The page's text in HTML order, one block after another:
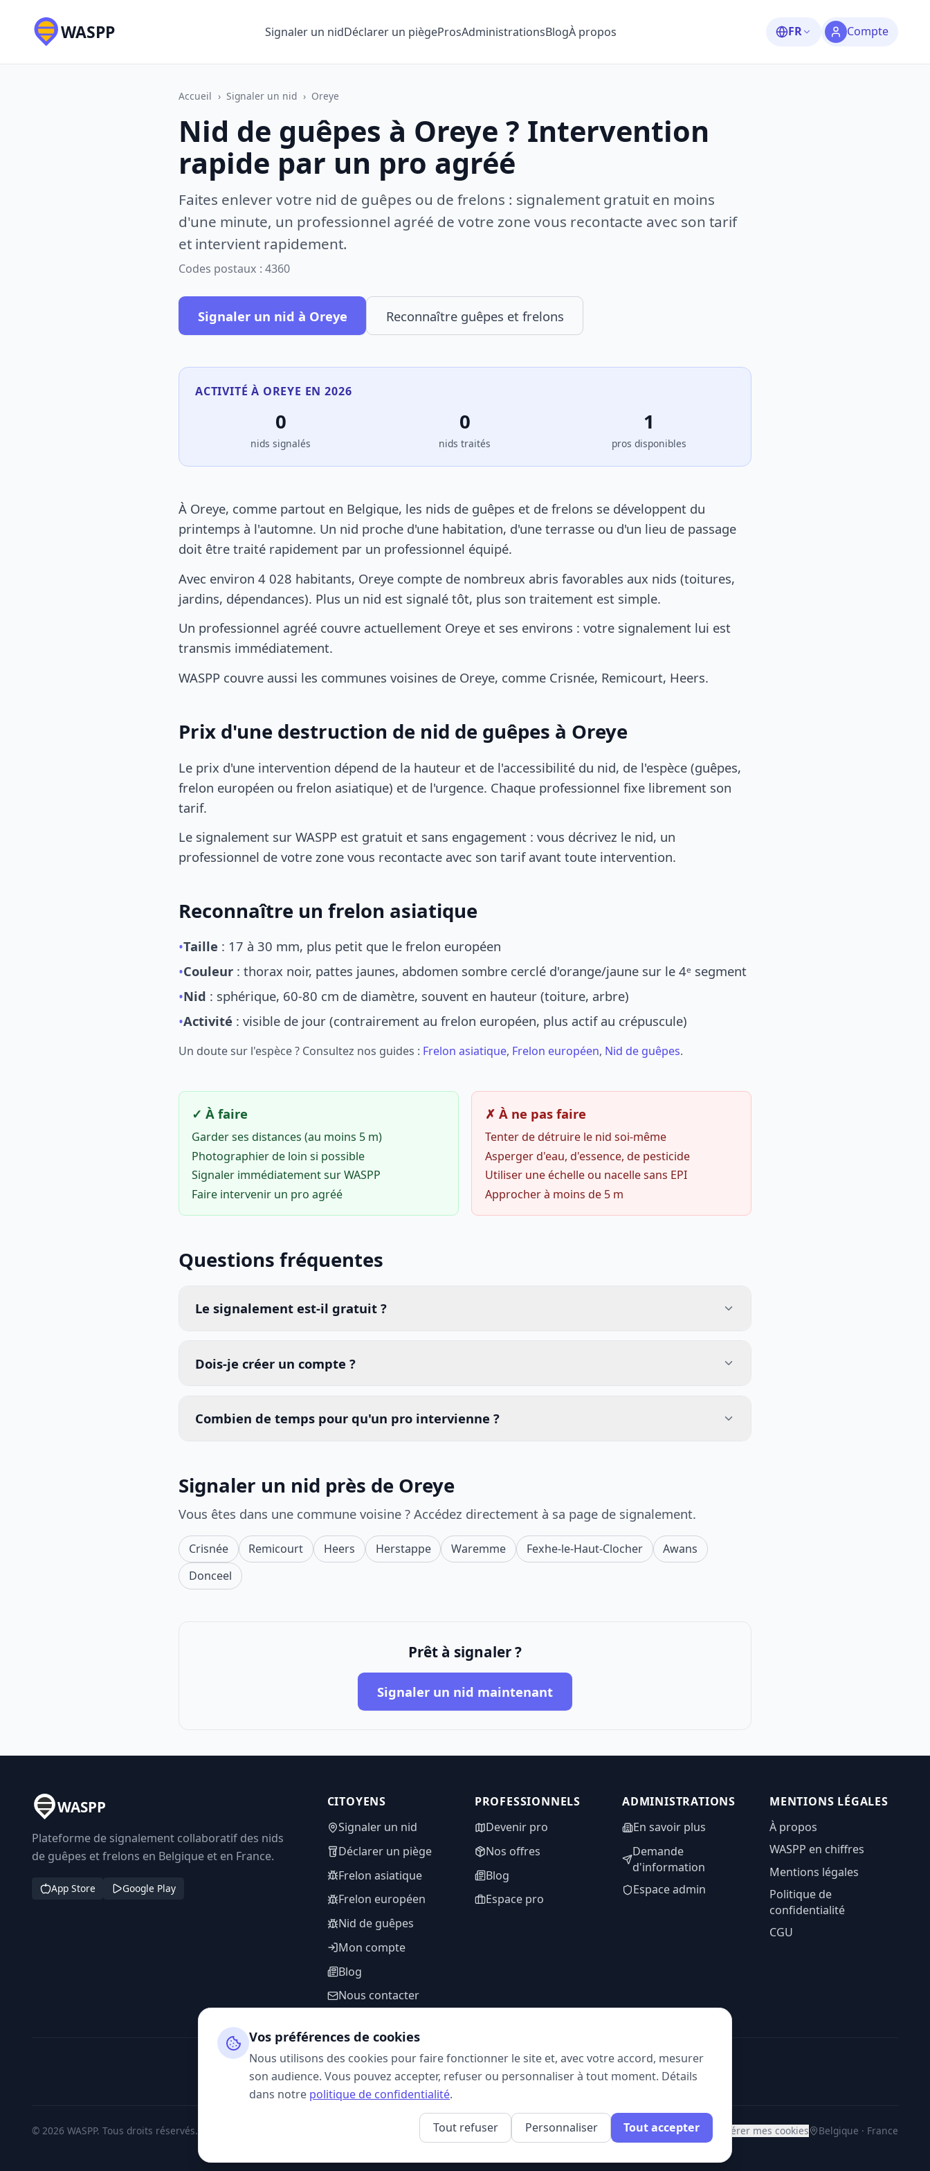
WASPP Signaler un nidDéclarer un piègeProsAdministrationsBlogÀ propos FR Compte
Accueil › Signaler un nid › Oreye
Nid de guêpes à Oreye ? Intervention
rapide par un pro agréé
Faites enlever votre nid de guêpes ou de frelons : signalement gratuit en moins
d'une minute, un professionnel agréé de votre zone vous recontacte avec son tarif
et intervient rapidement.
Codes postaux : 4360
Signaler un nid à Oreye Reconnaître guêpes et frelons
ACTIVITÉ À OREYE EN 2026
0
nids signalés
0
nids traités
1
pros disponibles
À Oreye, comme partout en Belgique, les nids de guêpes et de frelons se développent du
printemps à l'automne. Un nid proche d'une habitation, d'une terrasse ou d'un lieu de passage
doit être traité rapidement par un professionnel équipé.
Avec environ 4 028 habitants, Oreye compte de nombreux abris favorables aux nids (toitures,
jardins, dépendances). Plus un nid est signalé tôt, plus son traitement est simple.
Un professionnel agréé couvre actuellement Oreye et ses environs : votre signalement lui est
transmis immédiatement.
WASPP couvre aussi les communes voisines de Oreye, comme Crisnée, Remicourt, Heers.
Prix d'une destruction de nid de guêpes à Oreye
Le prix d'une intervention dépend de la hauteur et de l'accessibilité du nid, de l'espèce (guêpes,
frelon européen ou frelon asiatique) et de l'urgence. Chaque professionnel fixe librement son
tarif.
Le signalement sur WASPP est gratuit et sans engagement : vous décrivez le nid, un
professionnel de votre zone vous recontacte avec son tarif avant toute intervention.
Reconnaître un frelon asiatique
•Taille : 17 à 30 mm, plus petit que le frelon européen
•Couleur : thorax noir, pattes jaunes, abdomen sombre cerclé d'orange/jaune sur le 4ᵉ segment
•Nid : sphérique, 60-80 cm de diamètre, souvent en hauteur (toiture, arbre)
•Activité : visible de jour (contrairement au frelon européen, plus actif au crépuscule)
Un doute sur l'espèce ? Consultez nos guides : Frelon asiatique, Frelon européen, Nid de guêpes.
✓ À faire
Garder ses distances (au moins 5 m)
Photographier de loin si possible
Signaler immédiatement sur WASPP
Faire intervenir un pro agréé
✗ À ne pas faire
Tenter de détruire le nid soi-même
Asperger d'eau, d'essence, de pesticide
Utiliser une échelle ou nacelle sans EPI
Approcher à moins de 5 m
Questions fréquentes
Le signalement est-il gratuit ?
Dois-je créer un compte ?
Combien de temps pour qu'un pro intervienne ?
Signaler un nid près de Oreye
Vous êtes dans une commune voisine ? Accédez directement à sa page de signalement.
Crisnée Remicourt Heers Herstappe Waremme Fexhe-le-Haut-Clocher
Awans
Donceel
Prêt à signaler ?
Signaler un nid maintenant
WASPP
Plateforme de signalement collaboratif des nids
de guêpes et frelons en Belgique et en France.
App Store Google Play
CITOYENS
Signaler un nid
Déclarer un piège
Frelon asiatique
Frelon européen
Nid de guêpes
Mon compte
Blog
Nous contacter
PROFESSIONNELS
Devenir pro
Nos offres
Blog
Espace pro
ADMINISTRATIONS
En savoir plus
Demande
d'information
Espace admin
MENTIONS LÉGALES
À propos
WASPP en chiffres
Mentions légales
Politique de
confidentialité
CGU
SUIVEZ-NOUS
© 2026 WASPP. Tous droits réservés. Gérer mes cookies Belgique · France
Vos préférences de cookies
Nous utilisons des cookies pour faire fonctionner le site et, avec votre accord, mesurer
son audience. Vous pouvez accepter, refuser ou personnaliser à tout moment. Détails
dans notre politique de confidentialité.
Tout refuser Personnaliser Tout accepter